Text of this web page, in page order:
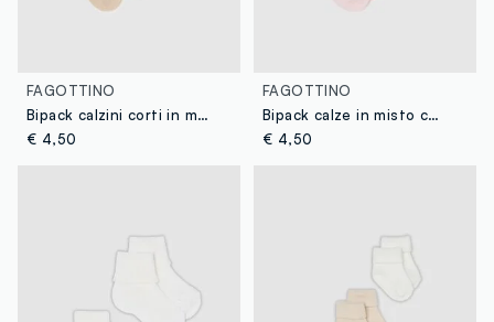
FAGOTTINO
Bipack calzini corti in misto cotone multicolor da neonato con disegni
€ 4,50
FAGOTTINO
Bipack calze in misto cotone multicolor da neonata con stampe
€ 4,50